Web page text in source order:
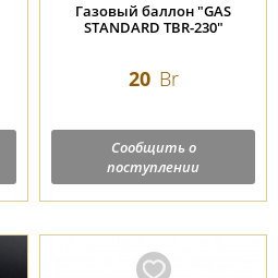
Газовый баллон "GAS
STANDARD TBR-230"
20 Br
Сообщить о
поступлении